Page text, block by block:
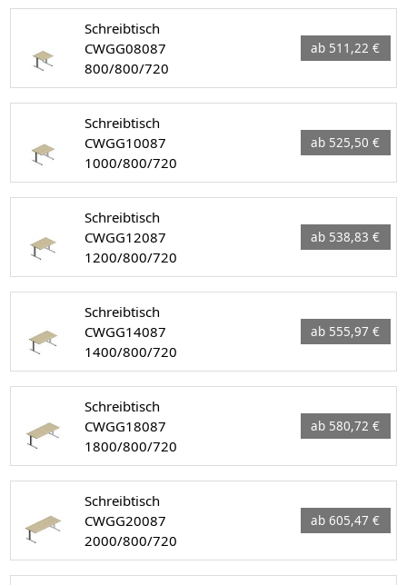
Schreibtisch
CWGG08087
800/800/720
ab 511,22 €
Schreibtisch
CWGG10087
1000/800/720
ab 525,50 €
Schreibtisch
CWGG12087
1200/800/720
ab 538,83 €
Schreibtisch
CWGG14087
1400/800/720
ab 555,97 €
Schreibtisch
CWGG18087
1800/800/720
ab 580,72 €
Schreibtisch
CWGG20087
2000/800/720
ab 605,47 €